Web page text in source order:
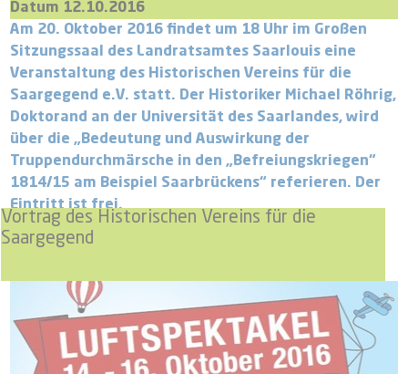
Vortrag des Historischen Vereins für die
Saargegend
Datum 12.10.2016
Am 20. Oktober 2016 findet um 18 Uhr im Großen
Sitzungssaal des Landratsamtes Saarlouis eine
Veranstaltung des Historischen Vereins für die
Saargegend e.V. statt. Der Historiker Michael Röhrig,
Doktorand an der Universität des Saarlandes, wird
über die „Bedeutung und Auswirkung der
Truppendurchmärsche in den „Befreiungskriegen“
1814/15 am Beispiel Saarbrückens“ referieren. Der
Eintritt ist frei.